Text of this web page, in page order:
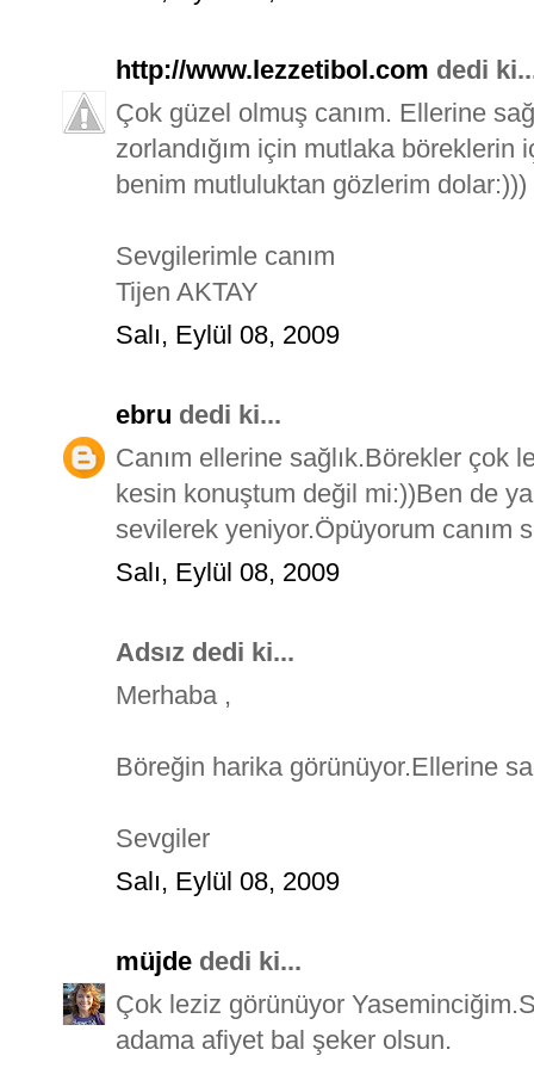
http://www.lezzetibol.com dedi
Çok güzel olmuş canım. Ellerine
zorlandığım için mutlaka
benim mutluluktan gözlerim dolar:)))
Sevgilerimle canım
Tijen AKTAY
Salı, Eylül 08, 2009
ebru dedi ki...
Canım ellerine sağlık.Börekler çok
kesin konuştum değil mi:))Ben de
sevilerek yeniyor.Öpüyorum canım
Salı, Eylül 08, 2009
Adsız dedi ki...
Merhaba ,
Böreğin harika görünüyor.Ellerine
Sevgiler
Salı, Eylül 08, 2009
müjde dedi ki...
Çok leziz görünüyor
adama afiyet bal şeker olsun.